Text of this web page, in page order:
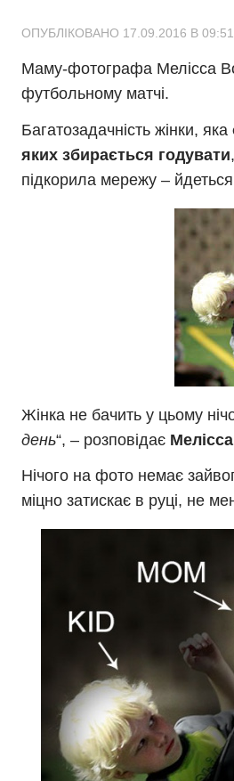
ОПУБЛІКОВАНО 17.09.2016 В 09:51
Маму-фотографа Мелісса
футбольному матчі.
Багатозадачність жінки, яка
яких збирається годувати,
підкорила мережу –
Жінка не бачить у цьому
день“, – розповідає Мелісса
Нічого на фото немає
міцно затискає в руці, не